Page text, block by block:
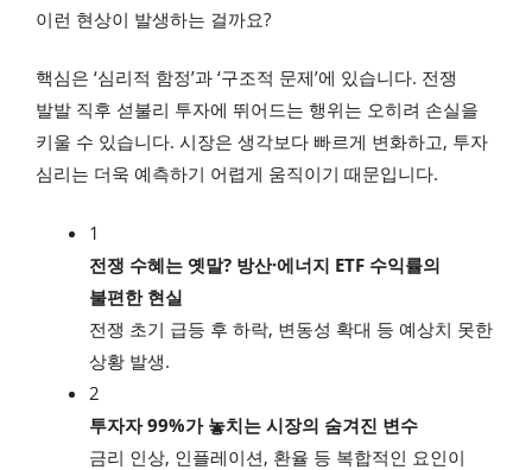
이런 현상이 발생하는 걸까요?
핵심은 ‘심리적 함정’과 ‘구조적 문제’에 있습니다. 전쟁
발발 직후 섣불리 투자에 뛰어드는 행위는 오히려 손실을
키울 수 있습니다. 시장은 생각보다 빠르게 변화하고, 투자
심리는 더욱 예측하기 어렵게 움직이기 때문입니다.
1
전쟁 수혜는 옛말? 방산·에너지 ETF 수익률의
불편한 현실
전쟁 초기 급등 후 하락, 변동성 확대 등 예상치 못한
상황 발생.
2
투자자 99%가 놓치는 시장의 숨겨진 변수
금리 인상, 인플레이션, 환율 등 복합적인 요인이